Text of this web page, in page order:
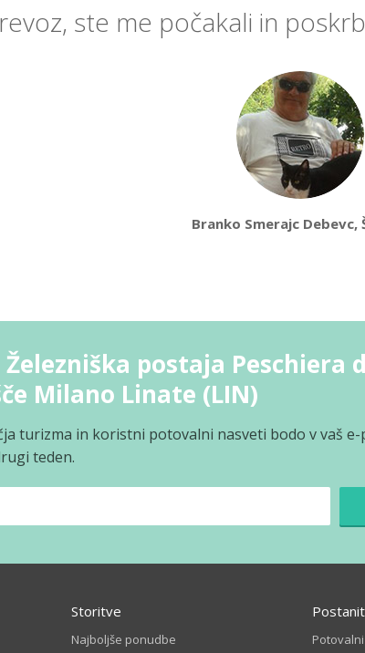
ste me počakali in
Branko Smerajc Debevc,
postaja Peschiera
Milano Linate (LIN)
turizma in koristni potovalni nasveti bodo v vaš
teden.
Storitve
Najboljše ponudbe